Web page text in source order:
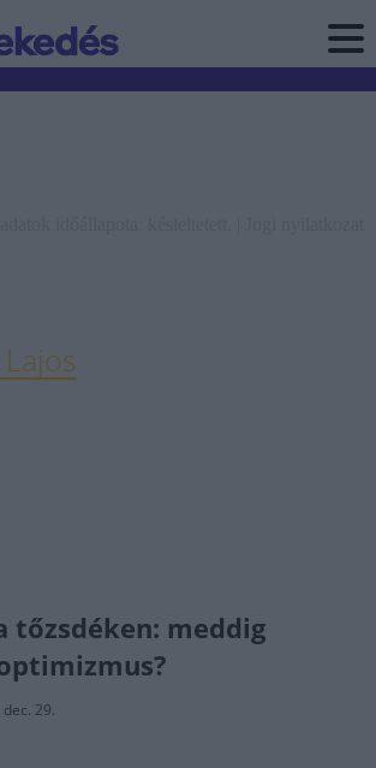
tőzsdéken: meddig
29.